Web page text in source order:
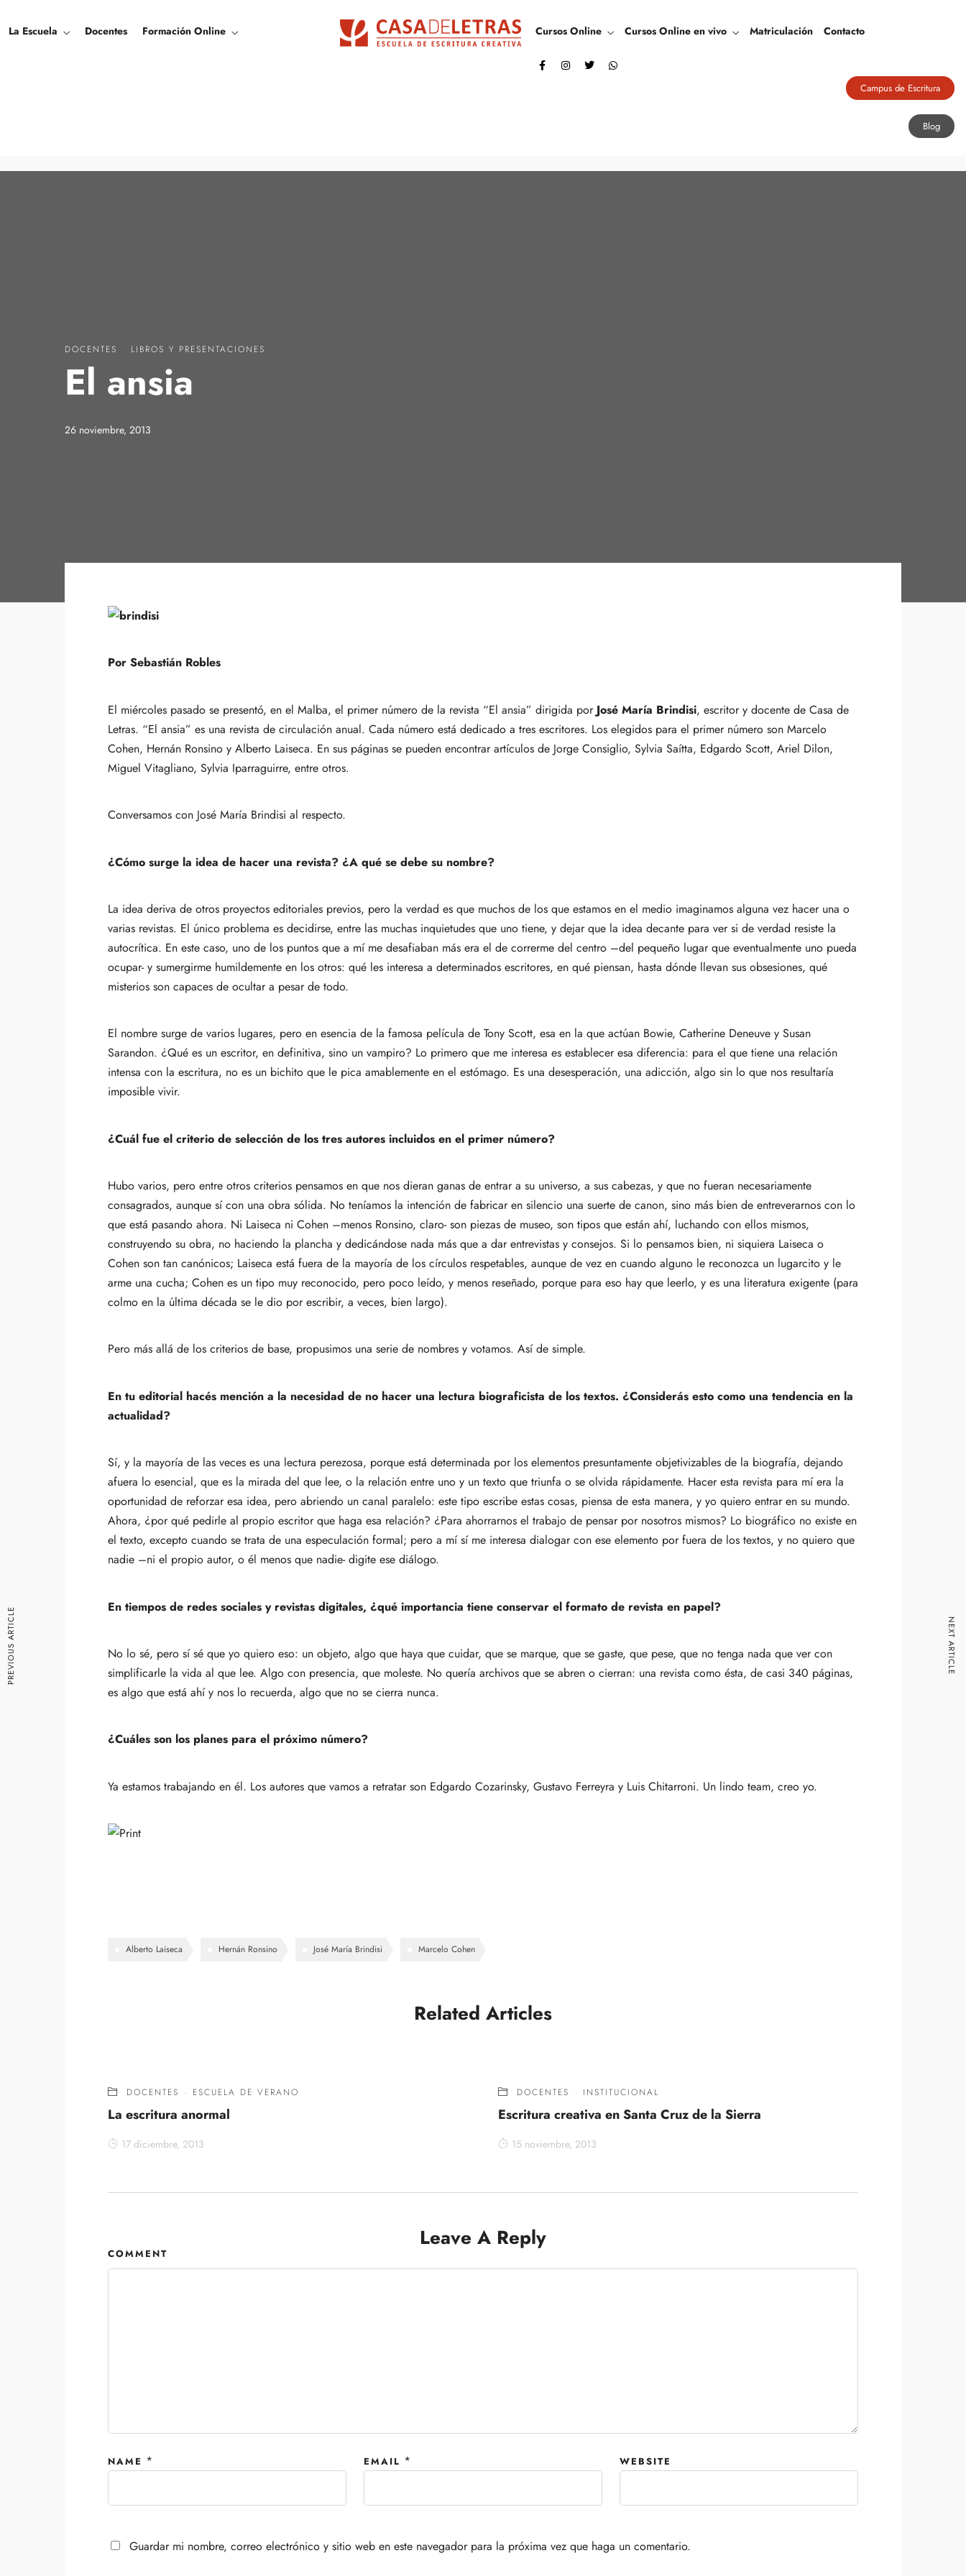
La Escuela Docentes Formación Online Cursos Online Cursos Online en vivo Matriculación Contacto
Campus de Escritura
Blog
DOCENTES LIBROS Y PRESENTACIONES
El ansia
26 noviembre, 2013
Por Sebastián Robles
El miércoles pasado se presentó, en el Malba, el primer número de la revista “El ansia” dirigida por José María Brindisi, escritor y docente de Casa de
Letras. “El ansia” es una revista de circulación anual. Cada número está dedicado a tres escritores. Los elegidos para el primer número son Marcelo
Cohen, Hernán Ronsino y Alberto Laiseca. En sus páginas se pueden encontrar artículos de Jorge Consiglio, Sylvia Saítta, Edgardo Scott, Ariel Dilon,
Miguel Vitagliano, Sylvia Iparraguirre, entre otros.
Conversamos con José María Brindisi al respecto.
¿Cómo surge la idea de hacer una revista? ¿A qué se debe su nombre?
La idea deriva de otros proyectos editoriales previos, pero la verdad es que muchos de los que estamos en el medio imaginamos alguna vez hacer una o
varias revistas. El único problema es decidirse, entre las muchas inquietudes que uno tiene, y dejar que la idea decante para ver si de verdad resiste la
autocrítica. En este caso, uno de los puntos que a mí me desafiaban más era el de correrme del centro –del pequeño lugar que eventualmente uno pueda
ocupar- y sumergirme humildemente en los otros: qué les interesa a determinados escritores, en qué piensan, hasta dónde llevan sus obsesiones, qué
misterios son capaces de ocultar a pesar de todo.
El nombre surge de varios lugares, pero en esencia de la famosa película de Tony Scott, esa en la que actúan Bowie, Catherine Deneuve y Susan
Sarandon. ¿Qué es un escritor, en definitiva, sino un vampiro? Lo primero que me interesa es establecer esa diferencia: para el que tiene una relación
intensa con la escritura, no es un bichito que le pica amablemente en el estómago. Es una desesperación, una adicción, algo sin lo que nos resultaría
imposible vivir.
¿Cuál fue el criterio de selección de los tres autores incluidos en el primer número?
Hubo varios, pero entre otros criterios pensamos en que nos dieran ganas de entrar a su universo, a sus cabezas, y que no fueran necesariamente
consagrados, aunque sí con una obra sólida. No teníamos la intención de fabricar en silencio una suerte de canon, sino más bien de entreverarnos con lo
que está pasando ahora. Ni Laiseca ni Cohen –menos Ronsino, claro- son piezas de museo, son tipos que están ahí, luchando con ellos mismos,
construyendo su obra, no haciendo la plancha y dedicándose nada más que a dar entrevistas y consejos. Si lo pensamos bien, ni siquiera Laiseca o
Cohen son tan canónicos; Laiseca está fuera de la mayoría de los círculos respetables, aunque de vez en cuando alguno le reconozca un lugarcito y le
arme una cucha; Cohen es un tipo muy reconocido, pero poco leído, y menos reseñado, porque para eso hay que leerlo, y es una literatura exigente (para
colmo en la última década se le dio por escribir, a veces, bien largo).
Pero más allá de los criterios de base, propusimos una serie de nombres y votamos. Así de simple.
En tu editorial hacés mención a la necesidad de no hacer una lectura biograficista de los textos. ¿Considerás esto como una tendencia en la
actualidad?
Sí, y la mayoría de las veces es una lectura perezosa, porque está determinada por los elementos presuntamente objetivizables de la biografía, dejando
afuera lo esencial, que es la mirada del que lee, o la relación entre uno y un texto que triunfa o se olvida rápidamente. Hacer esta revista para mí era la
oportunidad de reforzar esa idea, pero abriendo un canal paralelo: este tipo escribe estas cosas, piensa de esta manera, y yo quiero entrar en su mundo.
Ahora, ¿por qué pedirle al propio escritor que haga esa relación? ¿Para ahorrarnos el trabajo de pensar por nosotros mismos? Lo biográfico no existe en
el texto, excepto cuando se trata de una especulación formal; pero a mí sí me interesa dialogar con ese elemento por fuera de los textos, y no quiero que
nadie –ni el propio autor, o él menos que nadie- digite ese diálogo.
En tiempos de redes sociales y revistas digitales, ¿qué importancia tiene conservar el formato de revista en papel?
No lo sé, pero sí sé que yo quiero eso: un objeto, algo que haya que cuidar, que se marque, que se gaste, que pese, que no tenga nada que ver con
simplificarle la vida al que lee. Algo con presencia, que moleste. No quería archivos que se abren o cierran: una revista como ésta, de casi 340 páginas,
es algo que está ahí y nos lo recuerda, algo que no se cierra nunca.
¿Cuáles son los planes para el próximo número?
Ya estamos trabajando en él. Los autores que vamos a retratar son Edgardo Cozarinsky, Gustavo Ferreyra y Luis Chitarroni. Un lindo team, creo yo.
Alberto Laiseca Hernán Ronsino José María Brindisi Marcelo Cohen
Related Articles
DOCENTES · ESCUELA DE VERANO
La escritura anormal
17 diciembre, 2013
DOCENTES · INSTITUCIONAL
Escritura creativa en Santa Cruz de la Sierra
15 noviembre, 2013
Leave A Reply
COMMENT
NAME * EMAIL * WEBSITE
Guardar mi nombre, correo electrónico y sitio web en este navegador para la próxima vez que haga un comentario.
PREVIOUS ARTICLE NEXT ARTICLE